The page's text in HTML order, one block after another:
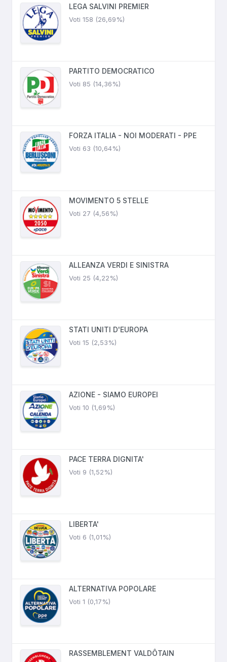
LEGA SALVINI PREMIER
Voti 158 (26,69%)
PARTITO DEMOCRATICO
Voti 85 (14,36%)
FORZA ITALIA - NOI MODERATI - PPE
Voti 63 (10,64%)
MOVIMENTO 5 STELLE
Voti 27 (4,56%)
ALLEANZA VERDI E SINISTRA
Voti 25 (4,22%)
STATI UNITI D'EUROPA
Voti 15 (2,53%)
AZIONE - SIAMO EUROPEI
Voti 10 (1,69%)
PACE TERRA DIGNITA'
Voti 9 (1,52%)
LIBERTA'
Voti 6 (1,01%)
ALTERNATIVA POPOLARE
Voti 1 (0,17%)
RASSEMBLEMENT VALDÔTAIN